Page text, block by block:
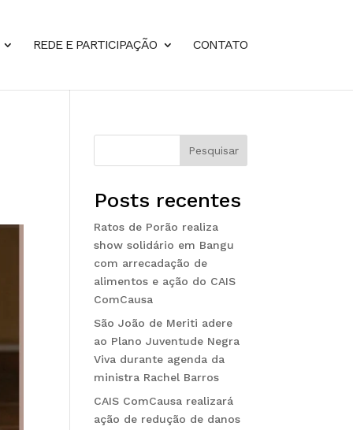
REDE E PARTICIPAÇÃO CONTATO
Pesquisar
Posts recentes
Ratos de Porão realiza
show solidário em Bangu
com arrecadação de
alimentos e ação do CAIS
ComCausa
São João de Meriti adere
ao Plano Juventude Negra
Viva durante agenda da
ministra Rachel Barros
CAIS ComCausa realizará
ação de redução de danos